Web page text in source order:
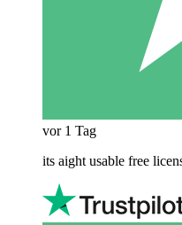
vor 1 Tag
its aight usable free